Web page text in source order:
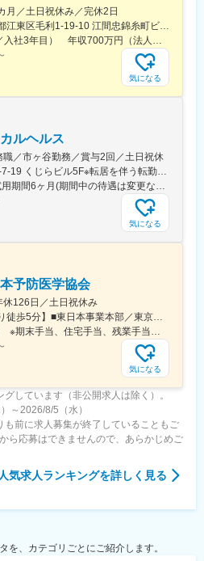
ポートしてくれるため、安心して進め
な体調不良や突発休の場合にも周囲が
があり、チームワークが強みです。
度の月間の平均残業時間は12.1時間で
比率も63.6%と、ライフイベントの多
境です。正社員の場合、転勤可能性はあ
業務
月／土日祝休み／完休2日
【東日本事業本部】東京都江東区毛利1-19-10 江間忠錦糸町ビル※訪問先からの直行直帰が可能です！＜アクセス＞・JR総武線（快速・各駅停車）／東京メトロ半蔵門線 錦糸町駅より徒歩5分・東京メトロ半蔵門線／都営新宿線 住吉駅より徒歩5分※受動喫煙対策:屋内全面禁煙
年収560万円（法人営業／入社3年目） 年収700万円（法人営業・チームリーダー／入社5年目）
気になる
ルヘルス
／市ヶ谷勤務／賞与2回／土日祝休
■東京都千代田区九段南4-7-19 くじらビル5F※転居を伴う転勤なし【アクセス】・JR市ヶ谷駅 徒歩6分・地下鉄市ヶ谷駅 A3出口より 徒歩2分
■月給27万円～34万円※試用期間6ヶ月(期間中の待遇は変更なし)※残業代別途全額支給※年齢・経験・スキルを配慮して決定
気になる
予防医学協会
126日／土日祝休み
【転勤なし／錦糸町駅より徒歩5分】■東日本事業本部／東京都江東区毛利1-19-10 江間忠錦糸町ビル＜アクセス＞JR総武線（快速）、総武線（各駅停車）「錦糸町駅」南口より徒歩5分東京メトロ半蔵門線「錦糸町駅」B1出口より徒歩5分東京メトロ半蔵門線／都営新宿線「住吉駅」B2出口より徒歩5分※受動喫煙対策あり（オフィス内禁煙）
年収460万円／入社1年目 ※期末手当、住宅手当、残業手当（月10時間分）含む
気になる
しています（非公開求人は除く）。
～2026/8/5（水）
前に求人募集が終了していることもご
ら応募はできませんので、あらかじめご
気求人ランキングを詳しく見る
を、カテゴリごとにご紹介します。